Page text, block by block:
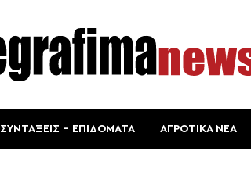
ΣΥΝΤΑΞΕΙΣ – ΕΠΙΔΟΜΑΤΑ ΑΓΡΟΤΙΚΑ ΝΕΑ